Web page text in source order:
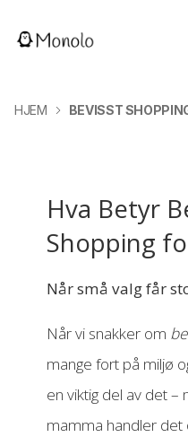
HJEM BEVISST
Hva Betyr
Shopping
Når små valg får
Når vi snakker om
mange fort på miljø
en viktig del av det
mamma handler det